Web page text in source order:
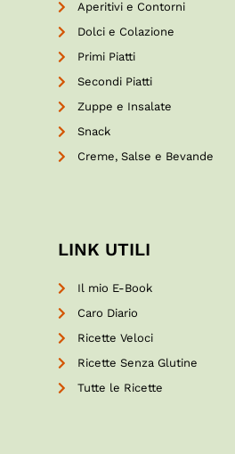
Aperitivi e Contorni
Dolci e Colazione
Primi Piatti
Secondi Piatti
Zuppe e Insalate
Snack
Creme, Salse e Bevande
LINK UTILI
Il mio E-Book
Caro Diario
Ricette Veloci
Ricette Senza Glutine
Tutte le Ricette